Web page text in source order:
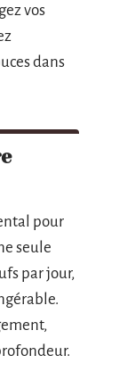
vos
dans
pour
seule
par jour,